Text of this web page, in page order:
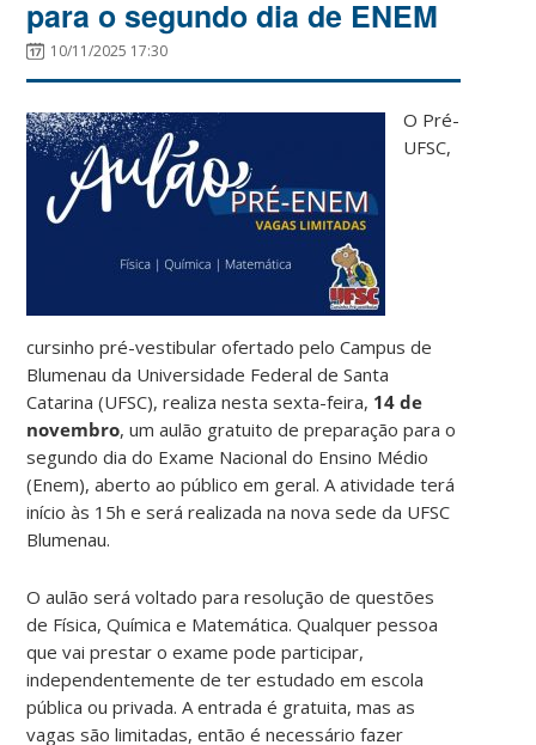
para o segundo dia de ENEM
10/11/2025 17:30
O Pré-
UFSC,
cursinho pré-vestibular ofertado pelo Campus de
Blumenau da Universidade Federal de Santa
Catarina (UFSC), realiza nesta sexta-feira, 14 de
novembro, um aulão gratuito de preparação para o
segundo dia do Exame Nacional do Ensino Médio
(Enem), aberto ao público em geral. A atividade terá
início às 15h e será realizada na nova sede da UFSC
Blumenau.
O aulão será voltado para resolução de questões
de Física, Química e Matemática. Qualquer pessoa
que vai prestar o exame pode participar,
independentemente de ter estudado em escola
pública ou privada. A entrada é gratuita, mas as
vagas são limitadas, então é necessário fazer